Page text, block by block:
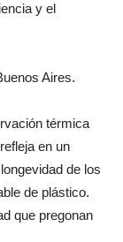
y el
Aires.
térmica
en un
de los
de plástico.
que pregonan